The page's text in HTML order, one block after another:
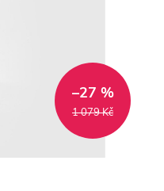
1 079 Kč
–27 %